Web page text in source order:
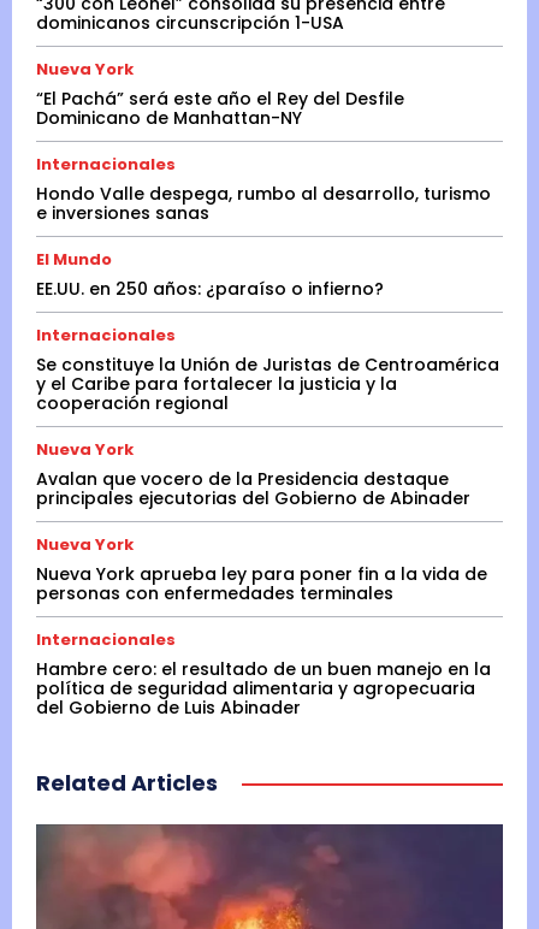
dominicanos circunscripción 1-USA
Nueva York
“El Pachá” será este año el Rey del Desfile
Dominicano de Manhattan-NY
Internacionales
Hondo Valle despega, rumbo al desarrollo, turismo
e inversiones sanas
El Mundo
EE.UU. en 250 años: ¿paraíso o infierno?
Internacionales
Se constituye la Unión de Juristas de Centroamérica
y el Caribe para fortalecer la justicia y la
cooperación regional
Nueva York
Avalan que vocero de la Presidencia destaque
principales ejecutorias del Gobierno de Abinader
Nueva York
Nueva York aprueba ley para poner fin a la vida de
personas con enfermedades terminales
Internacionales
Hambre cero: el resultado de un buen manejo en la
política de seguridad alimentaria y agropecuaria
del Gobierno de Luis Abinader
Related Articles